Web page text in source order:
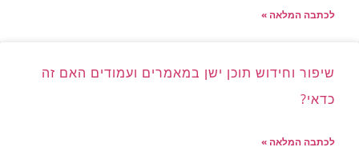
לכתבה המלאה »
שיפור וחידוש תוכן ישן במאמרים ועמודים האם זה
כדאי?
לכתבה המלאה »